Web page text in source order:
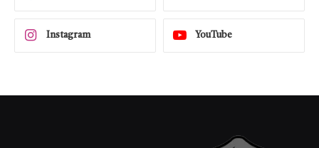
Instagram YouTube